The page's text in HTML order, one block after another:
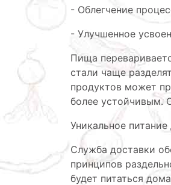
- Облегчение
- Улучшенное
Пища
стали чаще
продуктов может
более устойчивым.
Уникальное
Служба доставки
принципов
будет питаться